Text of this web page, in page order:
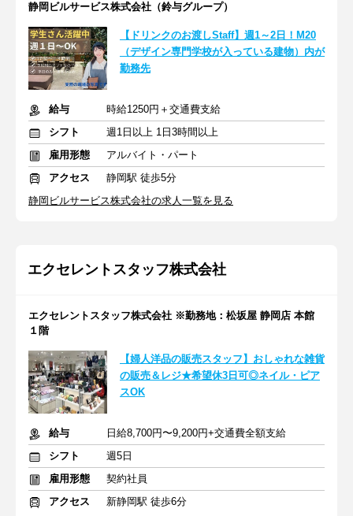
静岡ビルサービス株式会社（鈴与グループ）
【ドリンクのお渡しStaff】週1～2日！M20
（デザイン専門学校が入っている建物）内が
勤務先
給与
時給1250円＋交通費支給
シフト
週1日以上 1日3時間以上
雇用形態
アルバイト・パート
アクセス
静岡駅 徒歩5分
静岡ビルサービス株式会社の求人一覧を見る
エクセレントスタッフ株式会社
エクセレントスタッフ株式会社 ※勤務地：松坂屋 静岡店 本館
１階
【婦人洋品の販売スタッフ】おしゃれな雑貨
の販売＆レジ★希望休3日可◎ネイル・ピア
スOK
給与
日給8,700円〜9,200円+交通費全額支給
シフト
週5日
雇用形態
契約社員
アクセス
新静岡駅 徒歩6分